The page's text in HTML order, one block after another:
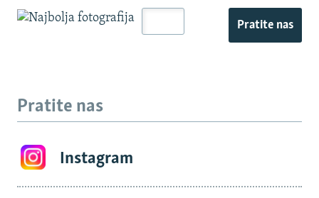
Pratite nas
Pratite nas
Instagram